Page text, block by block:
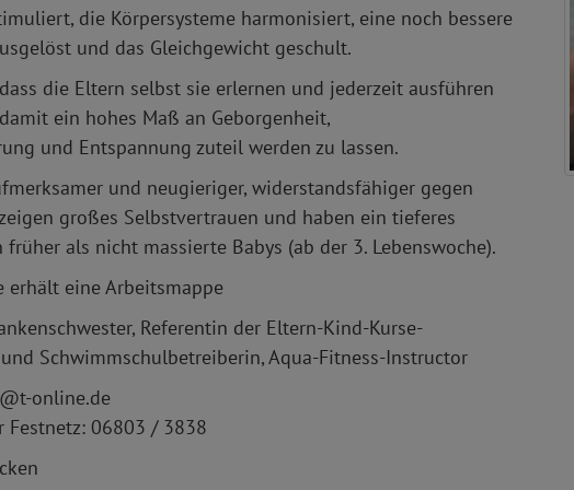
die Körpersysteme harmonisiert, eine noch bessere
und das Gleichgewicht geschult.
die Eltern selbst sie erlernen und jederzeit ausführen
ein hohes Maß an Geborgenheit,
und Entspannung zuteil werden zu lassen.
und neugieriger, widerstandsfähiger gegen
großes Selbstvertrauen und haben ein tieferes
als nicht massierte Babys (ab der 3. Lebenswoche).
erhält eine Arbeitsmappe
Referentin der Eltern-Kind-Kurse-
Schwimmschulbetreiberin, Aqua-Fitness-Instructor
online.de
06803 / 3838